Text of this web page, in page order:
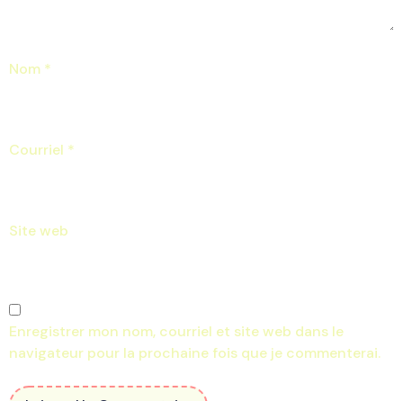
Nom *
Courriel *
Site web
Enregistrer mon nom, courriel et site web dans le
navigateur pour la prochaine fois que je commenterai.